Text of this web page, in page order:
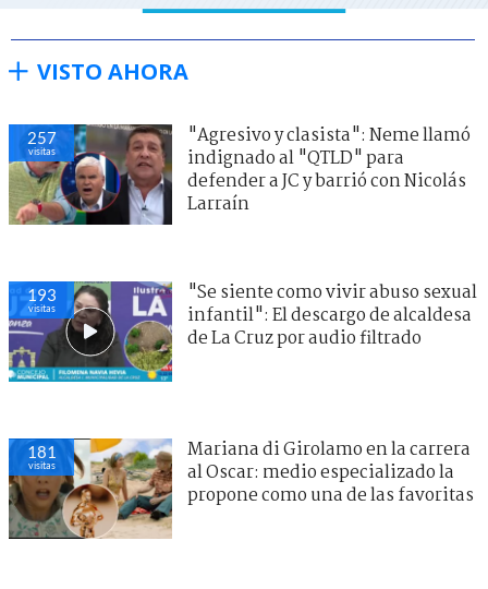
VISTO AHORA
257
visitas
"Agresivo y clasista": Neme llamó
indignado al "QTLD" para
defender a JC y barrió con Nicolás
Larraín
193
visitas
"Se siente como vivir abuso sexual
infantil": El descargo de alcaldesa
de La Cruz por audio filtrado
181
visitas
Mariana di Girolamo en la carrera
al Oscar: medio especializado la
propone como una de las favoritas